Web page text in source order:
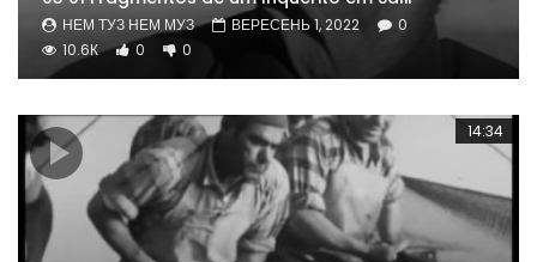
НЕМ ТУЗ НЕМ МУЗ ВЕРЕСЕНЬ 1, 2022
0
10.6К
0 0
14:34